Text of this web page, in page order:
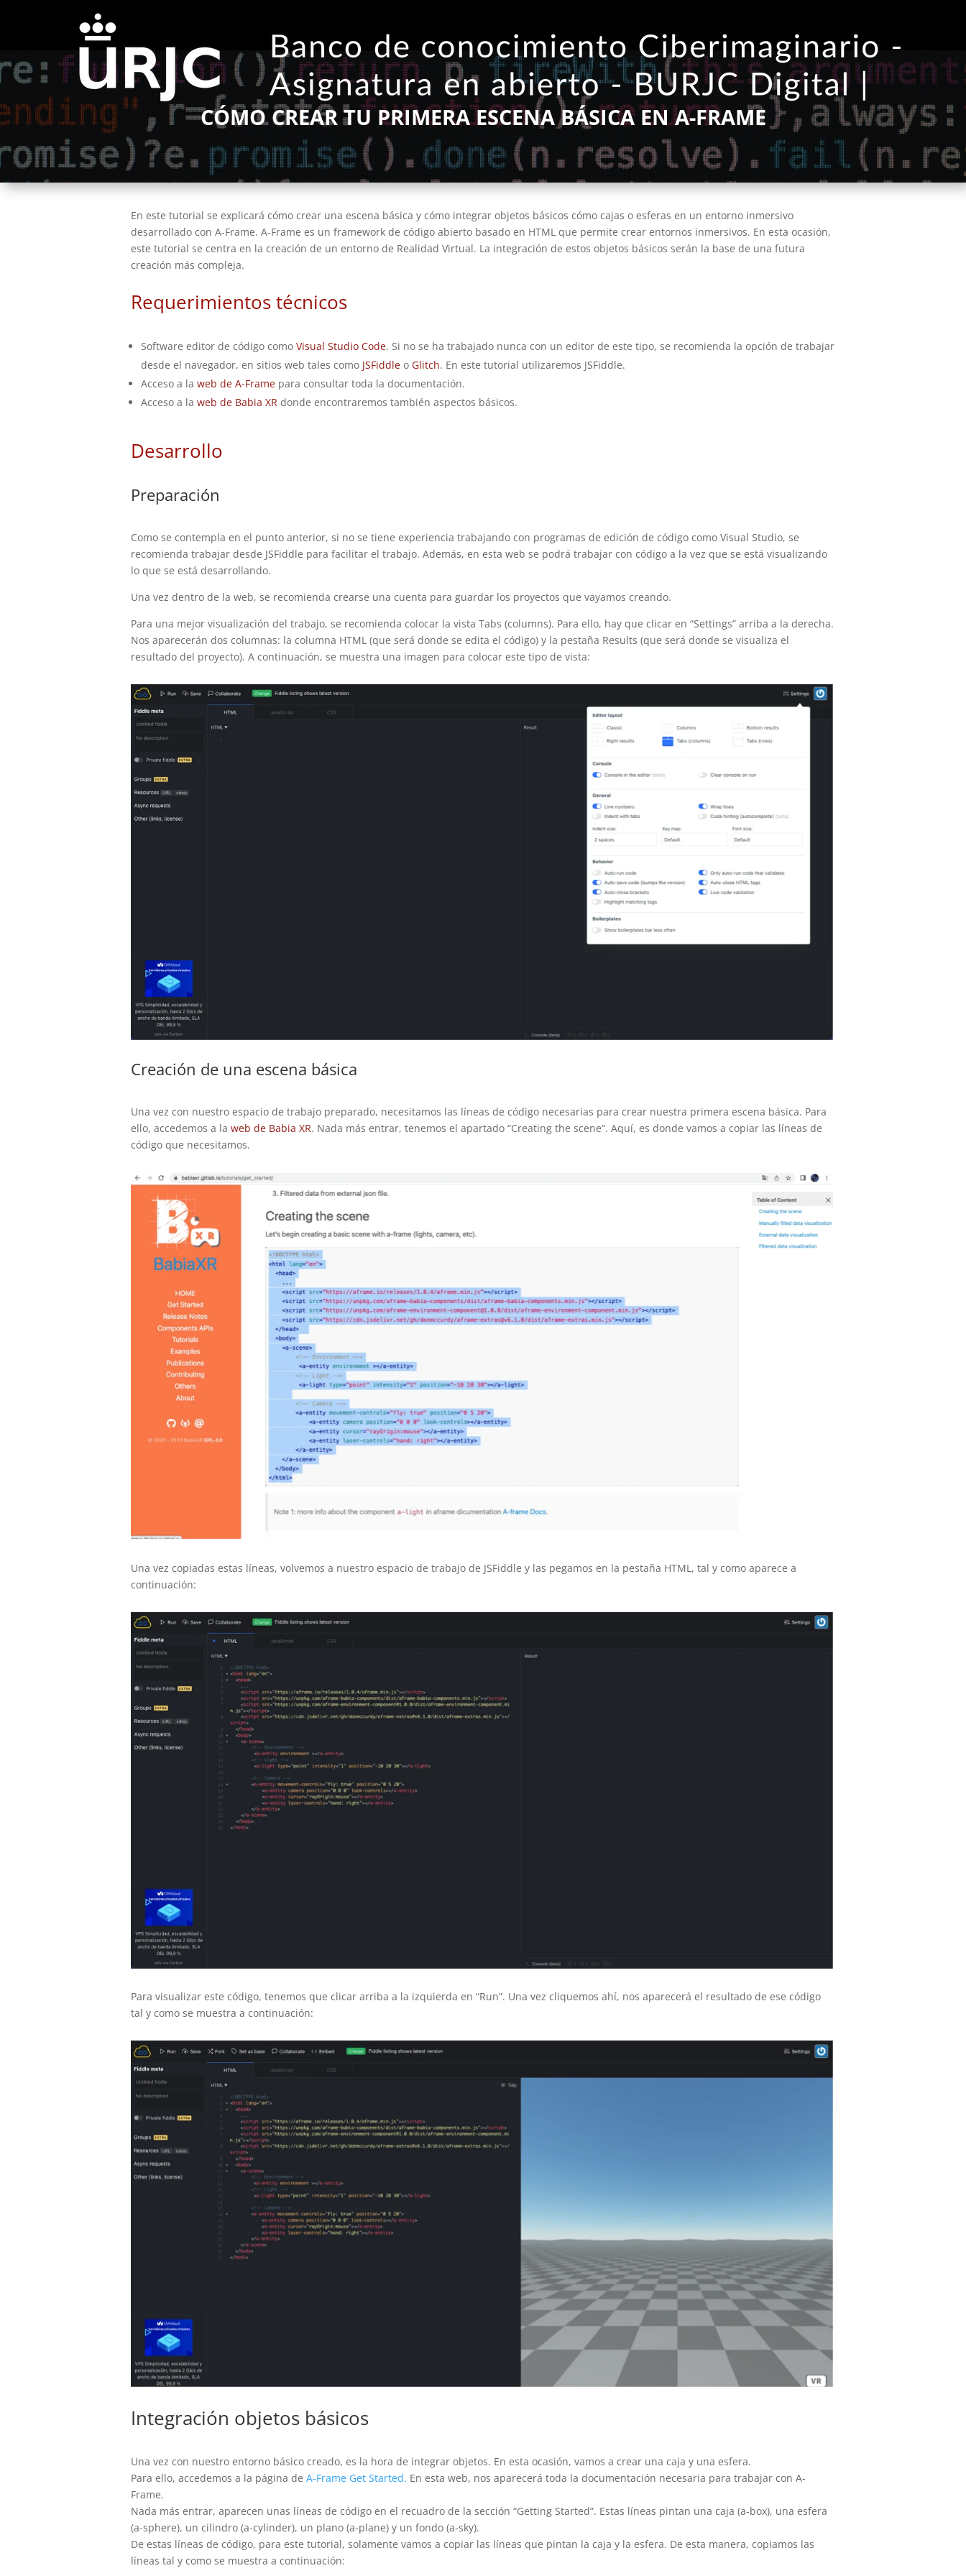
CÓMO CREAR TU PRIMERA ESCENA BÁSICA EN A-FRAME
En este tutorial se explicará cómo crear una escena básica y cómo integrar objetos básicos cómo cajas o esferas en un entorno inmersivo
desarrollado con A-Frame. A-Frame es un framework de código abierto basado en HTML que permite crear entornos inmersivos. En esta ocasión,
este tutorial se centra en la creación de un entorno de Realidad Virtual. La integración de estos objetos básicos serán la base de una futura
creación más compleja.
Requerimientos técnicos
Software editor de código como Visual Studio Code. Si no se ha trabajado nunca con un editor de este tipo, se recomienda la opción de trabajar
desde el navegador, en sitios web tales como JSFiddleo Glitch. En este tutorial utilizaremos JSFiddle.
Acceso a la web de A-Framepara consultar toda la documentación.
Acceso a la web de Babia XRdonde encontraremos también aspectos básicos.
Desarrollo
Preparación
Como se contempla en el punto anterior, si no se tiene experiencia trabajando con programas de edición de código como Visual Studio, se
recomienda trabajar desde JSFiddle para facilitar el trabajo. Además, en esta web se podrá trabajar con código a la vez que se está visualizando
lo que se está desarrollando.
Una vez dentro de la web, se recomienda crearse una cuenta para guardar los proyectos que vayamos creando.
Para una mejor visualización del trabajo, se recomienda colocar la vista Tabs (columns). Para ello, hay que clicar en “Settings” arriba a la derecha.
Nos aparecerán dos columnas: la columna HTML (que será donde se edita el código) y la pestaña Results (que será donde se visualiza el
resultado del proyecto). A continuación, se muestra una imagen para colocar este tipo de vista:
Creación de una escena básica
Una vez con nuestro espacio de trabajo preparado, necesitamos las líneas de código necesarias para crear nuestra primera escena básica. Para
ello, accedemos a la web de Babia XR. Nada más entrar, tenemos el apartado “Creating the scene”. Aquí, es donde vamos a copiar las líneas de
código que necesitamos.
Una vez copiadas estas líneas, volvemos a nuestro espacio de trabajo de JSFiddle y las pegamos en la pestaña HTML, tal y como aparece a
continuación:
Para visualizar este código, tenemos que clicar arriba a la izquierda en “Run”. Una vez cliquemos ahí, nos aparecerá el resultado de ese código
tal y como se muestra a continuación:
Integración objetos básicos
Una vez con nuestro entorno básico creado, es la hora de integrar objetos. En esta ocasión, vamos a crear una caja y una esfera.
Para ello, accedemos a la página de A-Frame Get Started. En esta web, nos aparecerá toda la documentación necesaria para trabajar con A-
Frame.
Nada más entrar, aparecen unas líneas de código en el recuadro de la sección “Getting Started”. Estas líneas pintan una caja (a-box), una esfera
(a-sphere), un cilindro (a-cylinder), un plano (a-plane) y un fondo (a-sky).
De estas líneas de código, para este tutorial, solamente vamos a copiar las líneas que pintan la caja y la esfera. De esta manera, copiamos las
líneas tal y como se muestra a continuación: